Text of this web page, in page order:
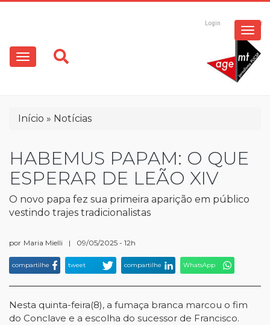
conteúdo
principal
Login Registrar
Main
navigation
Trilha
navegação
Início Notícias
HABEMUS PAPAM: O QUE
ESPERAR DE LEÃO XIV
O novo papa fez sua primeira aparição em público
vestindo trajes tradicionalistas
por Maria Mielli | 09/05/2025 - 12h
compartilhe tweet compartilhe WhatsApp
Nesta quinta-feira(8), a fumaça branca marcou o fim
do Conclave e a escolha do sucessor de Francisco.